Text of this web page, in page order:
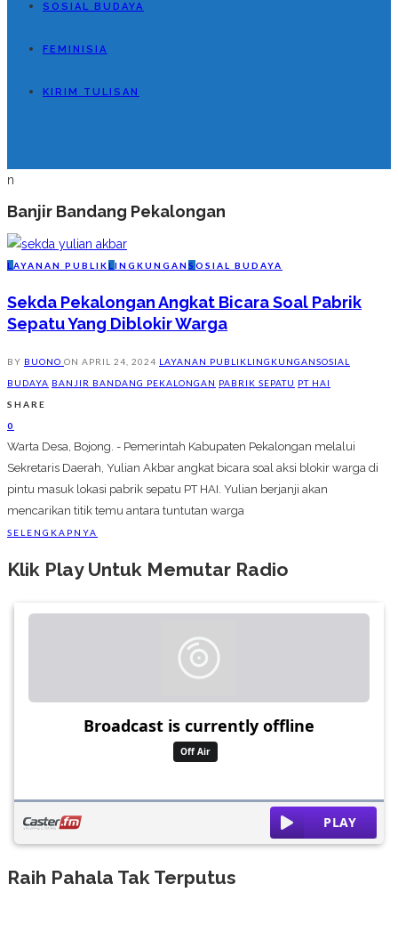
SOSIAL BUDAYA
FEMINISIA
KIRIM TULISAN
n
Banjir Bandang Pekalongan
L AYANAN PUBLIKL INGKUNGAN S OSIAL BUDAYA
Sekda Pekalongan Angkat Bicara Soal Pabrik
Sepatu Yang Diblokir Warga
BY BUONO ON APRIL 24, 2024 LAYANAN PUBLIKLINGKUNGANSOSIAL
BUDAYA BANJIR BANDANG PEKALONGAN PABRIK SEPATU PT HAI
SHARE
0
Warta Desa, Bojong. - Pemerintah Kabupaten Pekalongan melalui
Sekretaris Daerah, Yulian Akbar angkat bicara soal aksi blokir warga di
pintu masuk lokasi pabrik sepatu PT HAI. Yulian berjanji akan
mencarikan titik temu antara tuntutan warga
SELENGKAPNYA
Klik Play Untuk Memutar Radio
Raih Pahala Tak Terputus